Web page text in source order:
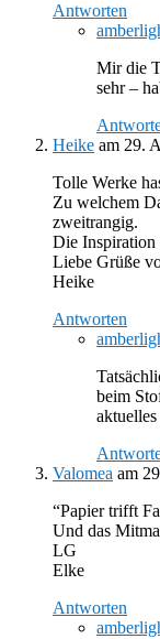
Antworten
Mir die
sehr –
Heike am 29.
Tolle Werke
Zu welchem
zweitrangig.
Die Inspiration
Liebe Grüße
Heike
Antworten
beim
Valomea am
“Papier trifft
Und das
LG
Elke
Antworten